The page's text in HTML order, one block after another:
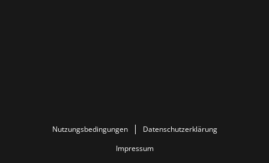
Nutzungsbedingungen
Datenschutzerklärung
Impressum